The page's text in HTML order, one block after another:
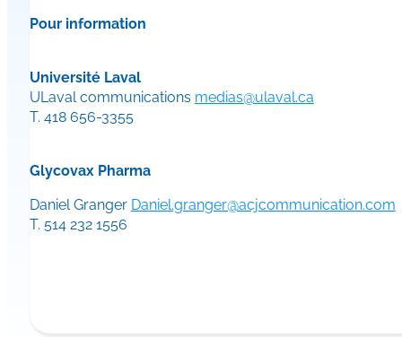
Pour information
Université Laval
ULaval communications medias@ulaval.ca
T. 418 656-3355
Glycovax Pharma
Daniel Granger Daniel.granger@acjcommunication.com
T. 514 232 1556